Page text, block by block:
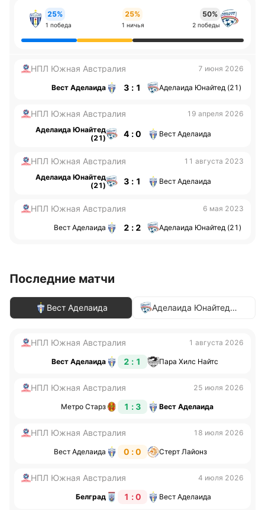
25%
1 победа
25%
1 ничья
50%
2 победы
НПЛ Южная Австралия 7 июня 2026
Вест Аделаида 3 : 1 Аделаида Юнайтед (21)
НПЛ Южная Австралия
19 апреля 2026
Аделаида Юнайтед
(21)
4 : 0 Вест Аделаида
НПЛ Южная Австралия
11 августа 2023
Аделаида Юнайтед
(21)
3 : 1 Вест Аделаида
НПЛ Южная Австралия 6 мая 2023
Вест Аделаида 2 : 2 Аделаида Юнайтед (21)
Последние матчи
Вест Аделаида
Аделаида Юнайтед
НПЛ Южная Австралия 1 августа 2026
Вест Аделаида 2 : 1 Пара Хилс Найтс
НПЛ Южная Австралия 25 июля 2026
Метро Старз 1 : 3 Вест Аделаида
НПЛ Южная Австралия 18 июля 2026
Вест Аделаида 0 : 0 Стерт Лайонз
НПЛ Южная Австралия 4 июля 2026
Белград 1 : 0 Вест Аделаида